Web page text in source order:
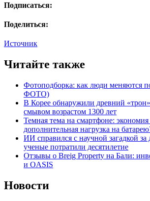
Подписаться:
Поделиться:
Источник
Читайте также
Фотоподборка: как люди меняются
ФОТО)
В Корее обнаружили древний
смывом возрастом 1300 лет
Темная тема на смартфоне: экономия
дополнительная нагрузка на
ИИ справился с научной загадкой
ученые потратили десятилетие
Отзывы о Breig Property на Бали:
и OASIS
Новости